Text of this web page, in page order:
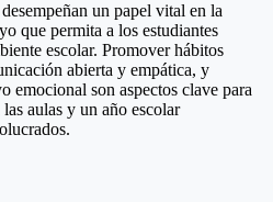
un papel vital en la
que permita a los estudiantes
escolar. Promover hábitos
abierta y empática, y
emocional son aspectos clave para
aulas y un año escolar